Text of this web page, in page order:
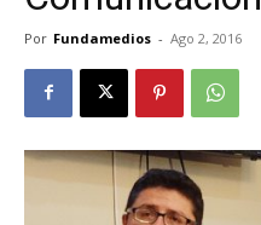
Por Fundamedios - Ago 2, 2016